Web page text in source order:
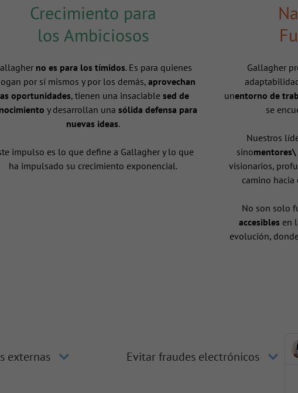
Crecimiento para
los Ambiciosos
no es para los tímidos. Es para quienes
por sí mismos y por los demás, aprovechan
oportunidades, tienen una insaciable sed de
y desarrollan una sólida defensa para
nuevas ideas.
impulso es lo que define a Gallagher y lo que
ha impulsado su crecimiento exponencial.
Gallagher
unentorno de
se
Nuestros
sinomentores\
visionarios,
camino
No son solo
accesibles en
evolución,
externas Evitar fraudes electrónicos